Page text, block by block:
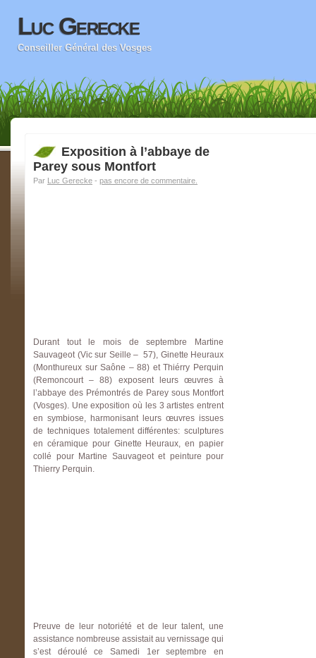
Luc Gerecke
Conseiller Général des Vosges
Exposition à l’abbaye de
Parey sous Montfort
Par Luc Gerecke - pas encore de commentaire.
Durant tout le mois de septembre Martine
Sauvageot (Vic sur Seille – 57), Ginette Heuraux
(Monthureux sur Saône – 88) et Thiérry Perquin
(Remoncourt – 88) exposent leurs œuvres à
l’abbaye des Prémontrés de Parey sous Montfort
(Vosges). Une exposition où les 3 artistes entrent
en symbiose, harmonisant leurs œuvres issues
de techniques totalement différentes: sculptures
en céramique pour Ginette Heuraux, en papier
collé pour Martine Sauvageot et peinture pour
Thierry Perquin.
Preuve de leur notoriété et de leur talent, une
assistance nombreuse assistait au vernissage qui
s’est déroulé ce Samedi 1er septembre en